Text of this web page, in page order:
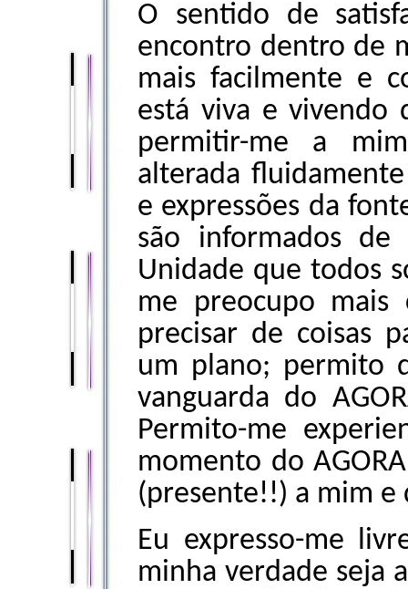
O sentido de
encontro dentro de
mais facilmente e
está viva e vivendo
permitir-me a
alterada
e expressões da
são informados
Unidade que todos
me preocupo mais
precisar de coisas
um plano; permito
vanguarda do
Permito-me
momento do
(presente!!) a mim
Eu expresso-me
minha verdade seja